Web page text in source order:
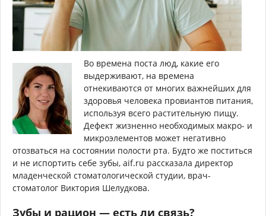
Во времена поста люд, какие его
выдерживают, на времена
отнекиваются от многих важнейших для
здоровья человека провиантов питания,
используя всего растительную пищу.
Дефект жизненно необходимых макро- и
микроэлементов может негативно
отозваться на состоянии полости рта. Будто же поститься
и не испортить себе зубы, aif.ru рассказала директор
младенческой стоматологической студии, врач-
стоматолог Виктория Шелудкова.
Зубы и рацион — есть ли связь?